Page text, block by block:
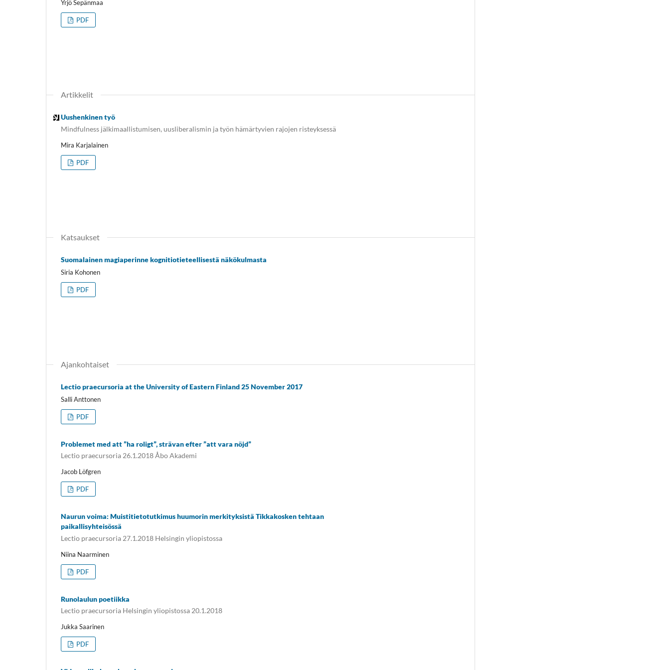
Yrjö Sepänmaa
PDF
Artikkelit
Uushenkinen työ
Mindfulness jälkimaallistumisen, uusliberalismin ja työn hämärtyvien rajojen risteyksessä
Mira Karjalainen
PDF
Katsaukset
Suomalainen magiaperinne kognitiotieteellisestä näkökulmasta
Siria Kohonen
PDF
Ajankohtaiset
Lectio praecursoria at the University of Eastern Finland 25 November 2017
Salli Anttonen
PDF
Problemet med att ”ha roligt”, strävan efter ”att vara nöjd”
Lectio praecursoria 26.1.2018 Åbo Akademi
Jacob Löfgren
PDF
Naurun voima: Muistitietotutkimus huumorin merkityksistä Tikkakosken tehtaan
paikallisyhteisössä
Lectio praecursoria 27.1.2018 Helsingin yliopistossa
Niina Naarminen
PDF
Runolaulun poetiikka
Lectio praecursoria Helsingin yliopistossa 20.1.2018
Jukka Saarinen
PDF